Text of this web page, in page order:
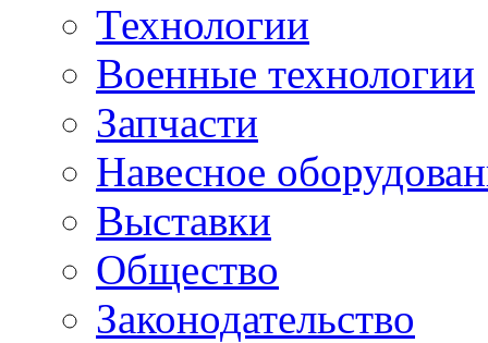
Технологии
Военные технологии
Запчасти
Навесное
Выставки
Общество
Законодательство